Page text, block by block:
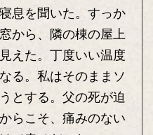
息を聞いた。すっか
から、隣の棟の屋上
えた。丁度いい温度
る。私はそのままソ
とする。父の死が迫
らこそ、痛みのない